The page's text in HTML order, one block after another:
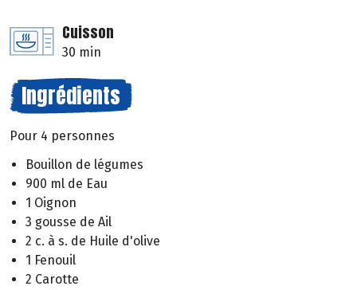
Cuisson
30 min
Ingrédients
Pour 4 personnes
Bouillon de légumes
900 ml de Eau
1 Oignon
3 gousse de Ail
2 c. à s. de Huile d'olive
1 Fenouil
2 Carotte